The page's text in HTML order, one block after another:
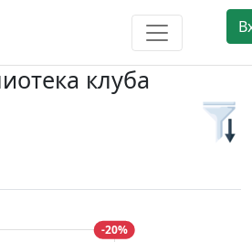
клуба
-20%